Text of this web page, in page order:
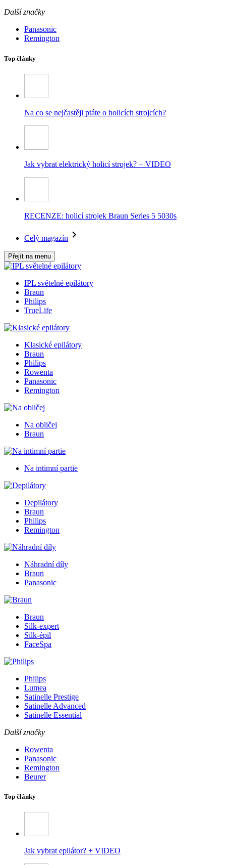
Další značky
Panasonic
Remington
Top články
Na co se nejčastěji ptáte o holicích strojcích?
Jak vybrat elektrický holicí strojek? + VIDEO
RECENZE: holicí strojek Braun Series 5 5030s
Celý magazín
Přejít na menu
IPL světelné epilátory
Braun
Philips
TrueLife
Klasické epilátory
Braun
Philips
Rowenta
Panasonic
Remington
Na obličej
Braun
Na intimní partie
Depilátory
Braun
Philips
Remington
Náhradní díly
Braun
Panasonic
Braun
Silk-expert
Silk-épil
FaceSpa
Philips
Lumea
Satinelle Prestige
Satinelle Advanced
Satinelle Essential
Další značky
Rowenta
Panasonic
Remington
Beurer
Top články
Jak vybrat epilátor? + VIDEO